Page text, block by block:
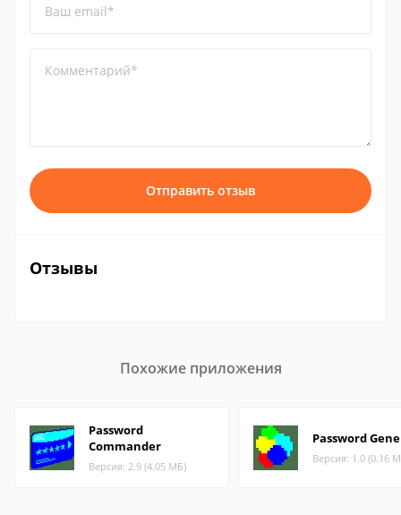
Ваш email*
Комментарий*
Отправить отзыв
Отзывы
Похожие приложения
Password
Commander
Версия: 2.9 (4.05 МБ)
Password
Версия: 1.0 (0.16